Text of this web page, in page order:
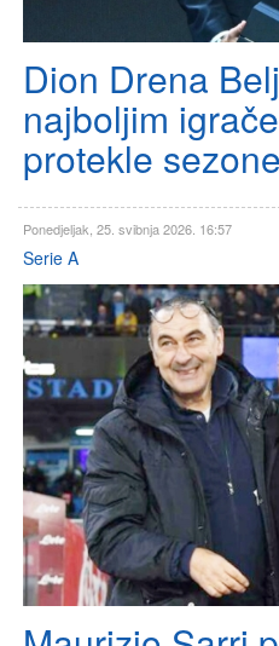
Dion Drena
najboljim
protekle sezone
Ponedjeljak, 25. svibnja 2026. 16:57
Serie A